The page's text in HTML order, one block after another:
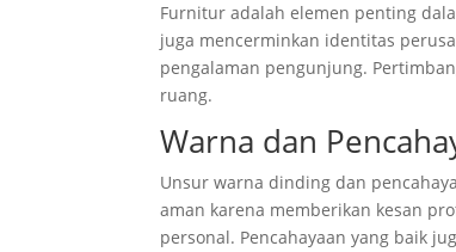
Furnitur adalah elemen penting
juga mencerminkan identitas
pengalaman pengunjung.
ruang.
Warna dan
Unsur warna dinding dan
aman karena memberikan kesan
personal. Pencahayaan yang baik